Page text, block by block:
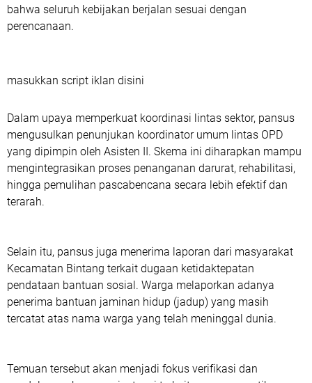
bahwa seluruh kebijakan berjalan sesuai dengan
perencanaan.
masukkan script iklan disini
Dalam upaya memperkuat koordinasi lintas sektor, pansus
mengusulkan penunjukan koordinator umum lintas OPD
yang dipimpin oleh Asisten II. Skema ini diharapkan mampu
mengintegrasikan proses penanganan darurat, rehabilitasi,
hingga pemulihan pascabencana secara lebih efektif dan
terarah.
Selain itu, pansus juga menerima laporan dari masyarakat
Kecamatan Bintang terkait dugaan ketidaktepatan
pendataan bantuan sosial. Warga melaporkan adanya
penerima bantuan jaminan hidup (jadup) yang masih
tercatat atas nama warga yang telah meninggal dunia.
Temuan tersebut akan menjadi fokus verifikasi dan